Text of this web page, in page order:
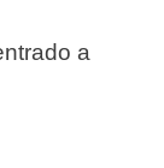
a